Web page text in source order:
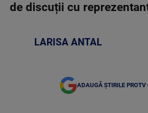
de discuții cu
LARISA ANTAL
ADAUGĂ ȘTIRILE PROTV